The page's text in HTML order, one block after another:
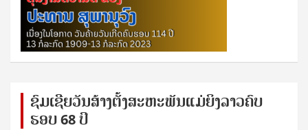
ຊົ​ມ​ເຊີຍ​ວັນ​ສ້າງ​ຕັ້ງ​ສະ​ຫະ​ພັນ​ແມ່​ຍິງ​​ລາວຄົບ​
ຮອບ 68 ປິ